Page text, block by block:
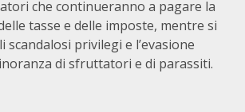
che continueranno a pagare la
tasse e delle imposte, mentre si
privilegi e l’evasione
di sfruttatori e di parassiti.